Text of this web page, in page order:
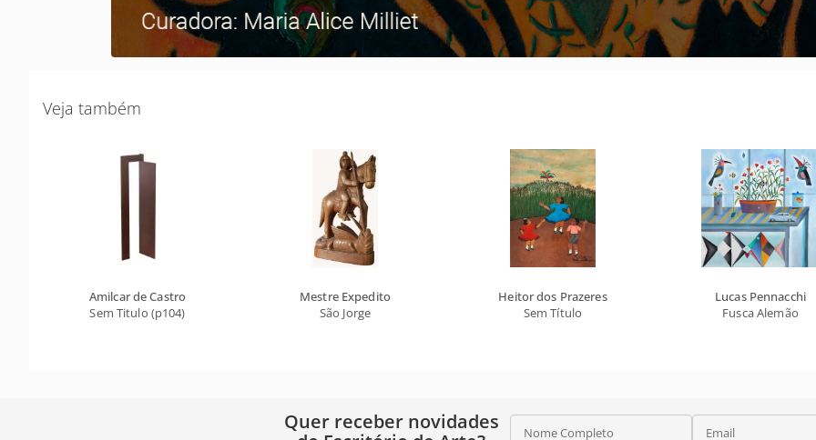
Veja também
Amilcar de Castro
Sem Titulo (p104)
Mestre Expedito
São Jorge
Heitor dos Prazeres
Sem Título
Lucas Pennacchi
Fusca Alemão
Quer receber novidades
Nome Completo Email